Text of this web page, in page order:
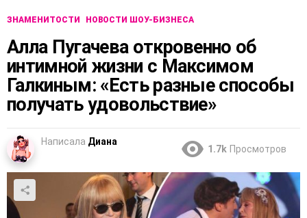
ЗНАМЕНИТОСТИ НОВОСТИ ШОУ-БИЗНЕСА
Алла Пугачева откровенно об
интимной жизни с Максимом
Галкиным: «Есть разные способы
получать удовольствие»
Написала Диана
1.7k Просмотров